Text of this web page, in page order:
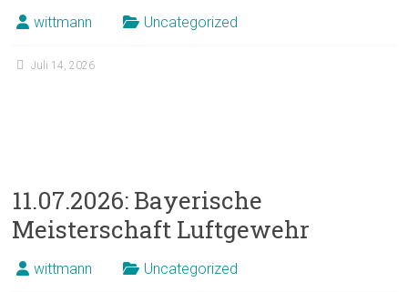
wittmann Uncategorized
Juli 14, 2026
11.07.2026: Bayerische
Meisterschaft Luftgewehr
wittmann Uncategorized